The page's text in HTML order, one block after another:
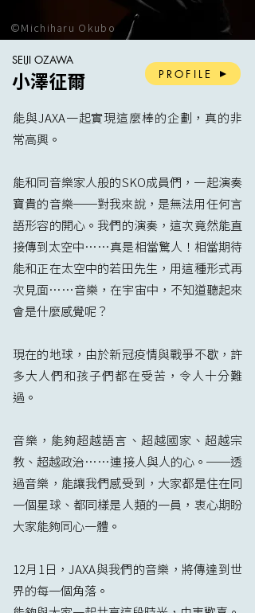
©Michiharu Okubo
SEIJI OZAWA
小澤征爾 PROFILE
能與JAXA一起實現這麼棒的企劃，真的非
常高興。
能和同音樂家人般的SKO成員們，一起演奏
寶貴的音樂──對我來說，是無法用任何言
語形容的開心。我們的演奏，這次竟然能直
接傳到太空中……真是相當驚人！相當期待
能和正在太空中的若田先生，用這種形式再
次見面……音樂，在宇宙中，不知道聽起來
會是什麼感覺呢？
現在的地球，由於新冠疫情與戰爭不歇，許
多大人們和孩子們都在受苦，令人十分難
過。
音樂，能夠超越語言、超越國家、超越宗
教、超越政治……連接人與人的心。──透
過音樂，能讓我們感受到，大家都是住在同
一個星球、都同樣是人類的一員，衷心期盼
大家能夠同心一體。
12月1日，JAXA與我們的音樂，將傳達到世
界的每一個角落。